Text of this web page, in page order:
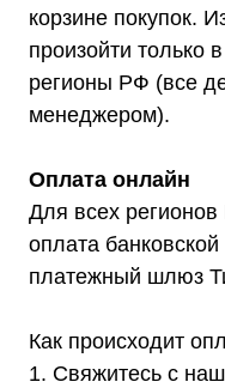
корзине покупок.
произойти только
регионы РФ (все
менеджером).
Оплата онлайн
Для всех
оплата
платежный шлюз
Как происходит
1. Свяжитесь с
официальным
дилером ГК
Оставьте заявку на
стабилизатора или
подходящий вариант